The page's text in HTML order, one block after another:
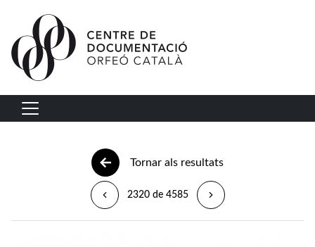
Vés al contingut
Navegació principal
Tornar als resultats
2320 de 4585